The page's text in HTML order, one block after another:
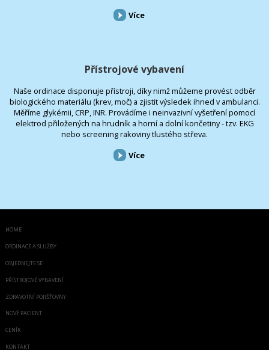
Více
Přístrojové vybavení
Naše ordinace disponuje přístroji, díky nimž můžeme provést odběr
biologického materiálu (krev, moč) a zjistit výsledek ihned v ambulanci.
Měříme glykémii, CRP, INR. Provádíme i neinvazivní vyšetření pomocí
elektrod přiložených na hrudník a horní a dolní končetiny - tzv. EKG
nebo screening rakoviny tlustého střeva.
Více
HOME
ORDINACE A SLUŽBY
OBJEDNEJTE SE
PŘÍSTROJOVÉ VYBAVENÍ
ZDRAVOTNÍ POJIŠŤOVNY
NOVÝ PACIENT
CENÍK
KONTAKT